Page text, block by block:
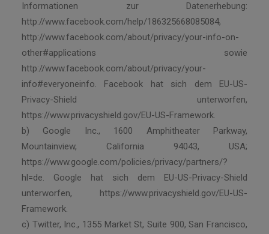
Informationen zur Datenerhebung:
http://www.facebook.com/help/186325668085084,
http://www.facebook.com/about/privacy/your-info-on-
other#applications sowie
http://www.facebook.com/about/privacy/your-
info#everyoneinfo. Facebook hat sich dem EU-US-
Privacy-Shield unterworfen,
https://www.privacyshield.gov/EU-US-Framework.
b) Google Inc., 1600 Amphitheater Parkway,
Mountainview, California 94043, USA;
https://www.google.com/policies/privacy/partners/?
hl=de. Google hat sich dem EU-US-Privacy-Shield
unterworfen, https://www.privacyshield.gov/EU-US-
Framework.
c) Twitter, Inc., 1355 Market St, Suite 900, San Francisco,